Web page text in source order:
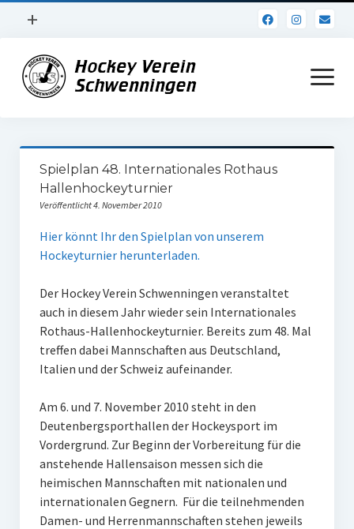
Menü
+
Impressum
Datenschutz
Menü
öffnen
Verein
Daten und Fakten
Online Jubiläum
Vereinsheim
FSJ Stelle
1. Herren
W U16
W U12
M U18
M U12
Spielplan 48. Internationales Rothaus
Hallenhockeyturnier
Veröffentlicht 4. November 2010
Hier könnt Ihr den Spielplan von unserem
Hockeyturnier herunterladen.
Der Hockey Verein Schwenningen veranstaltet
auch in diesem Jahr wieder sein Internationales
Rothaus-Hallenhockeyturnier. Bereits zum 48. Mal
treffen dabei Mannschaften aus Deutschland,
Italien und der Schweiz aufeinander.
Am 6. und 7. November 2010 steht in den
Deutenbergsporthallen der Hockeysport im
Vordergrund. Zur Beginn der Vorbereitung für die
anstehende Hallensaison messen sich die
heimischen Mannschaften mit nationalen und
internationalen Gegnern. Für die teilnehmenden
Damen- und Herrenmannschaften stehen jeweils